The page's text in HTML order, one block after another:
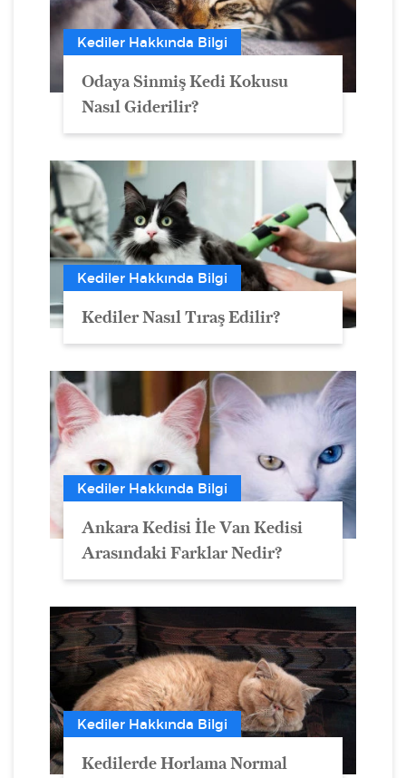
Kediler Hakkında Bilgi
Odaya Sinmiş Kedi Kokusu
Nasıl Giderilir?
Kediler Hakkında Bilgi
Kediler Nasıl Tıraş Edilir?
Kediler Hakkında Bilgi
Ankara Kedisi İle Van Kedisi
Arasındaki Farklar Nedir?
Kediler Hakkında Bilgi
Kedilerde Horlama Normal